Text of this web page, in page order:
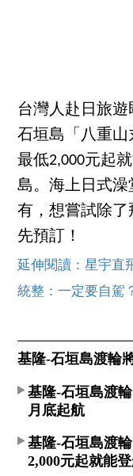
台灣人赴日旅
石垣島「八重山
最低2,000元起
島。海上日式澡
有，想嘗試除
先預訂！
延伸閱讀：星宇直
統整：一定要自駕
基隆-石垣島渡輪
基隆-石垣島渡
月底起航
基隆-石垣島渡輪
2,000元起就能